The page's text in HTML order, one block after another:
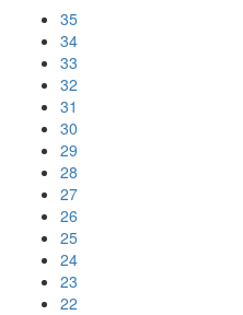
35
34
33
32
31
30
29
28
27
26
25
24
23
22